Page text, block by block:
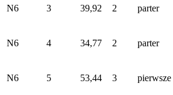
N6 3 39,92 2 parter
N6 4 34,77 2 parter
N6 5 53,44 3 pierwsze